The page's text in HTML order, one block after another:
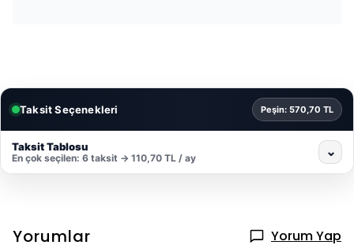
Taksit Seçenekleri Peşin: 570,70 TL
Taksit Tablosu
En çok seçilen: 6 taksit → 110,70 TL / ay ⌄
Yorumlar Yorum Yap